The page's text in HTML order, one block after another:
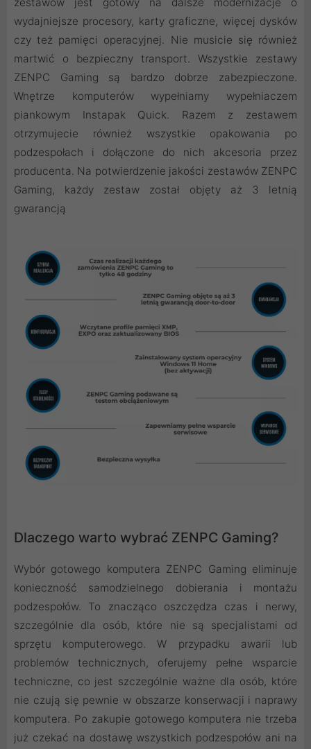
zestawów jest gotowy na dalsze modernizacje o
wydajniejsze procesory, karty graficzne, więcej dysków
czy też pamięci operacyjnej. Nie musicie się również
martwić o bezpieczny transport. Wszystkie zestawy
ZENPC Gaming są bardzo dobrze zabezpieczone.
Wnętrze komputerów wypełniamy wypełniaczem
piankowym Instapak Quick. Razem z zestawem
otrzymujecie również wszystkie opakowania po
podzespołach i dołączone do nich akcesoria przez
producenta. Na potwierdzenie jakości zestawów ZENPC
Gaming, każdy zestaw został objęty aż 3 letnią
gwarancją
Dlaczego warto wybrać ZENPC Gaming?
Wybór gotowego komputera ZENPC Gaming eliminuje
konieczność samodzielnego dobierania i montażu
podzespołów. To znacząco oszczędza czas i nerwy,
szczególnie dla osób, które nie są specjalistami od
sprzętu komputerowego. W przypadku awarii lub
problemów technicznych, oferujemy pełne wsparcie
techniczne, co jest szczególnie ważne dla osób, które
nie czują się pewnie w obszarze konserwacji i naprawy
komputera. Po zakupie gotowego komputera nie trzeba
już czekać na dostawę wszystkich podzespołów ani na